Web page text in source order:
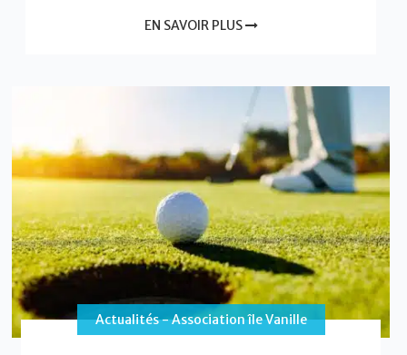
EN SAVOIR PLUS
Actualités - Association île Vanille